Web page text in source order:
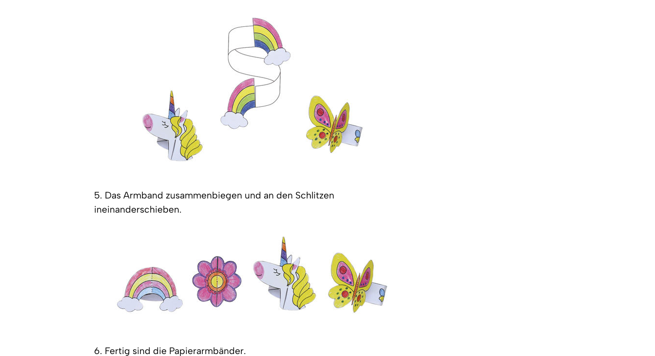
5. Das Armband zusammenbiegen und an den Schlitzen
ineinanderschieben.
6. Fertig sind die Papierarmbänder.